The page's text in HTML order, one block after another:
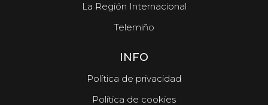
La Región Internacional
Telemiño
INFO
Política de privacidad
Política de cookies